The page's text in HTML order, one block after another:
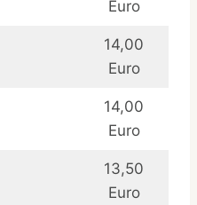
Euro
14,00
Euro
14,00
Euro
13,50
Euro